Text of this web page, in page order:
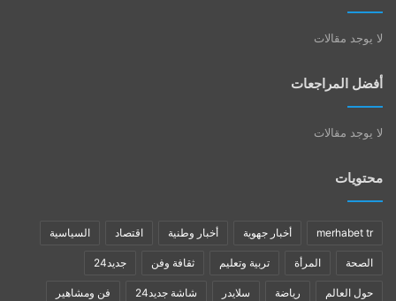
لا يوجد مقالات
أفضل المراجعات
لا يوجد مقالات
محتويات
merhabet tr أخبار جهوية أخبار وطنية اقتصاد السياسية
الصحة المرأة تربية وتعليم ثقافة وفن جديد24
حول العالم رياضة سلايدر شاشة جديد24 فن ومشاهير